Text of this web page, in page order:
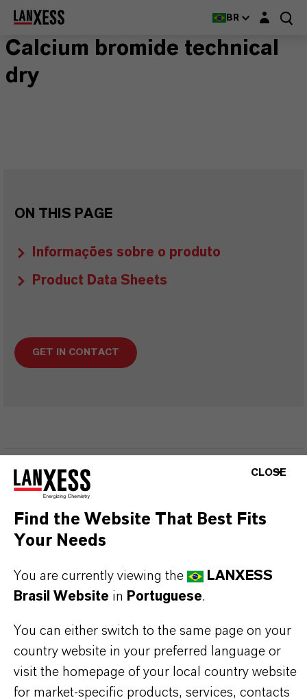
BR Login layer
Calcium bromide technical
dry
ON THIS PAGE
Informações sobre o produto
Product Data Sheets
GET IN CONTACT
INFORMAÇÕES SOBRE O PRODUTO
de produto
e Intermediários
Aqui você pode baixar as fichas técnicas dos
produtos. Ao selecionar uma opção nos menus
suspensos, os links para download serão exibidos.
CLOSE
Find the Website That Best Fits
Your Needs
You are currently viewing the
LANXESS
Brasil Website in Portuguese.
You can either switch to the same page on your
country website in your preferred language or
visit the homepage of your local country website
for market-specific products, services, contacts